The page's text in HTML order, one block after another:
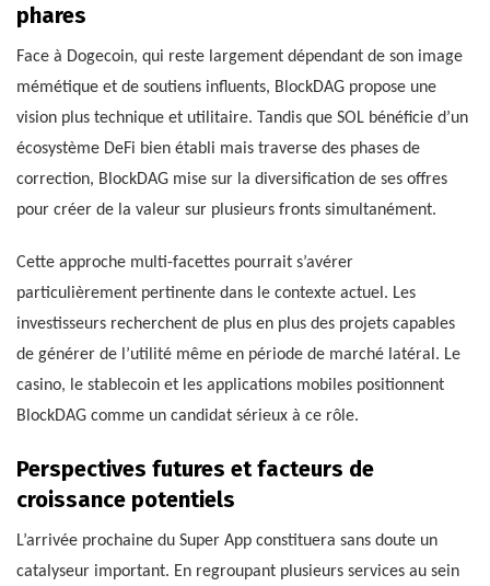
phares
Face à Dogecoin, qui reste largement dépendant de son image
mémétique et de soutiens influents, BlockDAG propose une
vision plus technique et utilitaire. Tandis que SOL bénéficie d’un
écosystème DeFi bien établi mais traverse des phases de
correction, BlockDAG mise sur la diversification de ses offres
pour créer de la valeur sur plusieurs fronts simultanément.
Cette approche multi-facettes pourrait s’avérer
particulièrement pertinente dans le contexte actuel. Les
investisseurs recherchent de plus en plus des projets capables
de générer de l’utilité même en période de marché latéral. Le
casino, le stablecoin et les applications mobiles positionnent
BlockDAG comme un candidat sérieux à ce rôle.
Perspectives futures et facteurs de
croissance potentiels
L’arrivée prochaine du Super App constituera sans doute un
catalyseur important. En regroupant plusieurs services au sein